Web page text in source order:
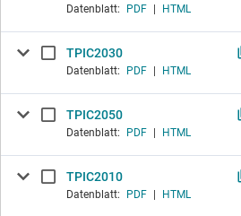
Datenblatt: PDF HTML
TPIC2030
Datenblatt: PDF HTML
TPIC2050
Datenblatt: PDF HTML
TPIC2010
Datenblatt: PDF HTML